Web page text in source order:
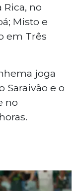
Rica, no
Misto e
em Três
joga
Saraivão e o
no